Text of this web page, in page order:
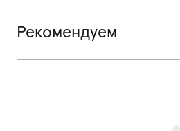
Рекомендуем